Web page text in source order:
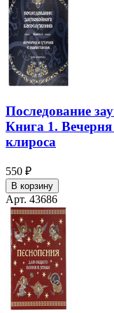
Последование
Книга 1.
клироса
550 ₽
В корзину
Арт. 43686